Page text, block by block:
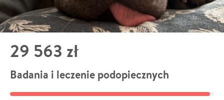
29 563 zł
Badania i leczenie podopiecznych